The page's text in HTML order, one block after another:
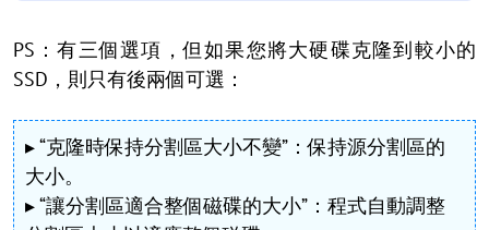
PS：有三個選項，但如果您將大硬碟克隆到較小的
SSD，則只有後兩個可選：
▸ “克隆時保持分割區大小不變”：保持源分割區的
大小。
▸ “讓分割區適合整個磁碟的大小”：程式自動調整